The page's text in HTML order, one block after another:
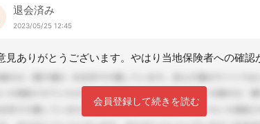
退会済み
2023/05/25 12:45
会員登録して続きを読む